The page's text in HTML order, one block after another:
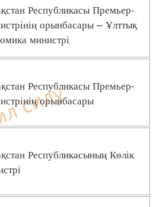
Республикасы Премьер-
орынбасары – Ұлттық
министрі
Республикасы Премьер-
орынбасары
Республикасының Көлік